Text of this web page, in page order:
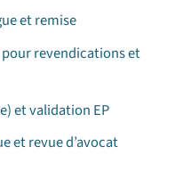
et remise
revendications et
et validation EP
et revue d’avocat